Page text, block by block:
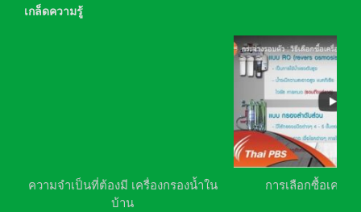
เกล็ดความรู้
ความจำเป็นที่ต้องมี เครื่องกรองน้ำใน
บ้าน
การเลือกซื้อเครื่อ